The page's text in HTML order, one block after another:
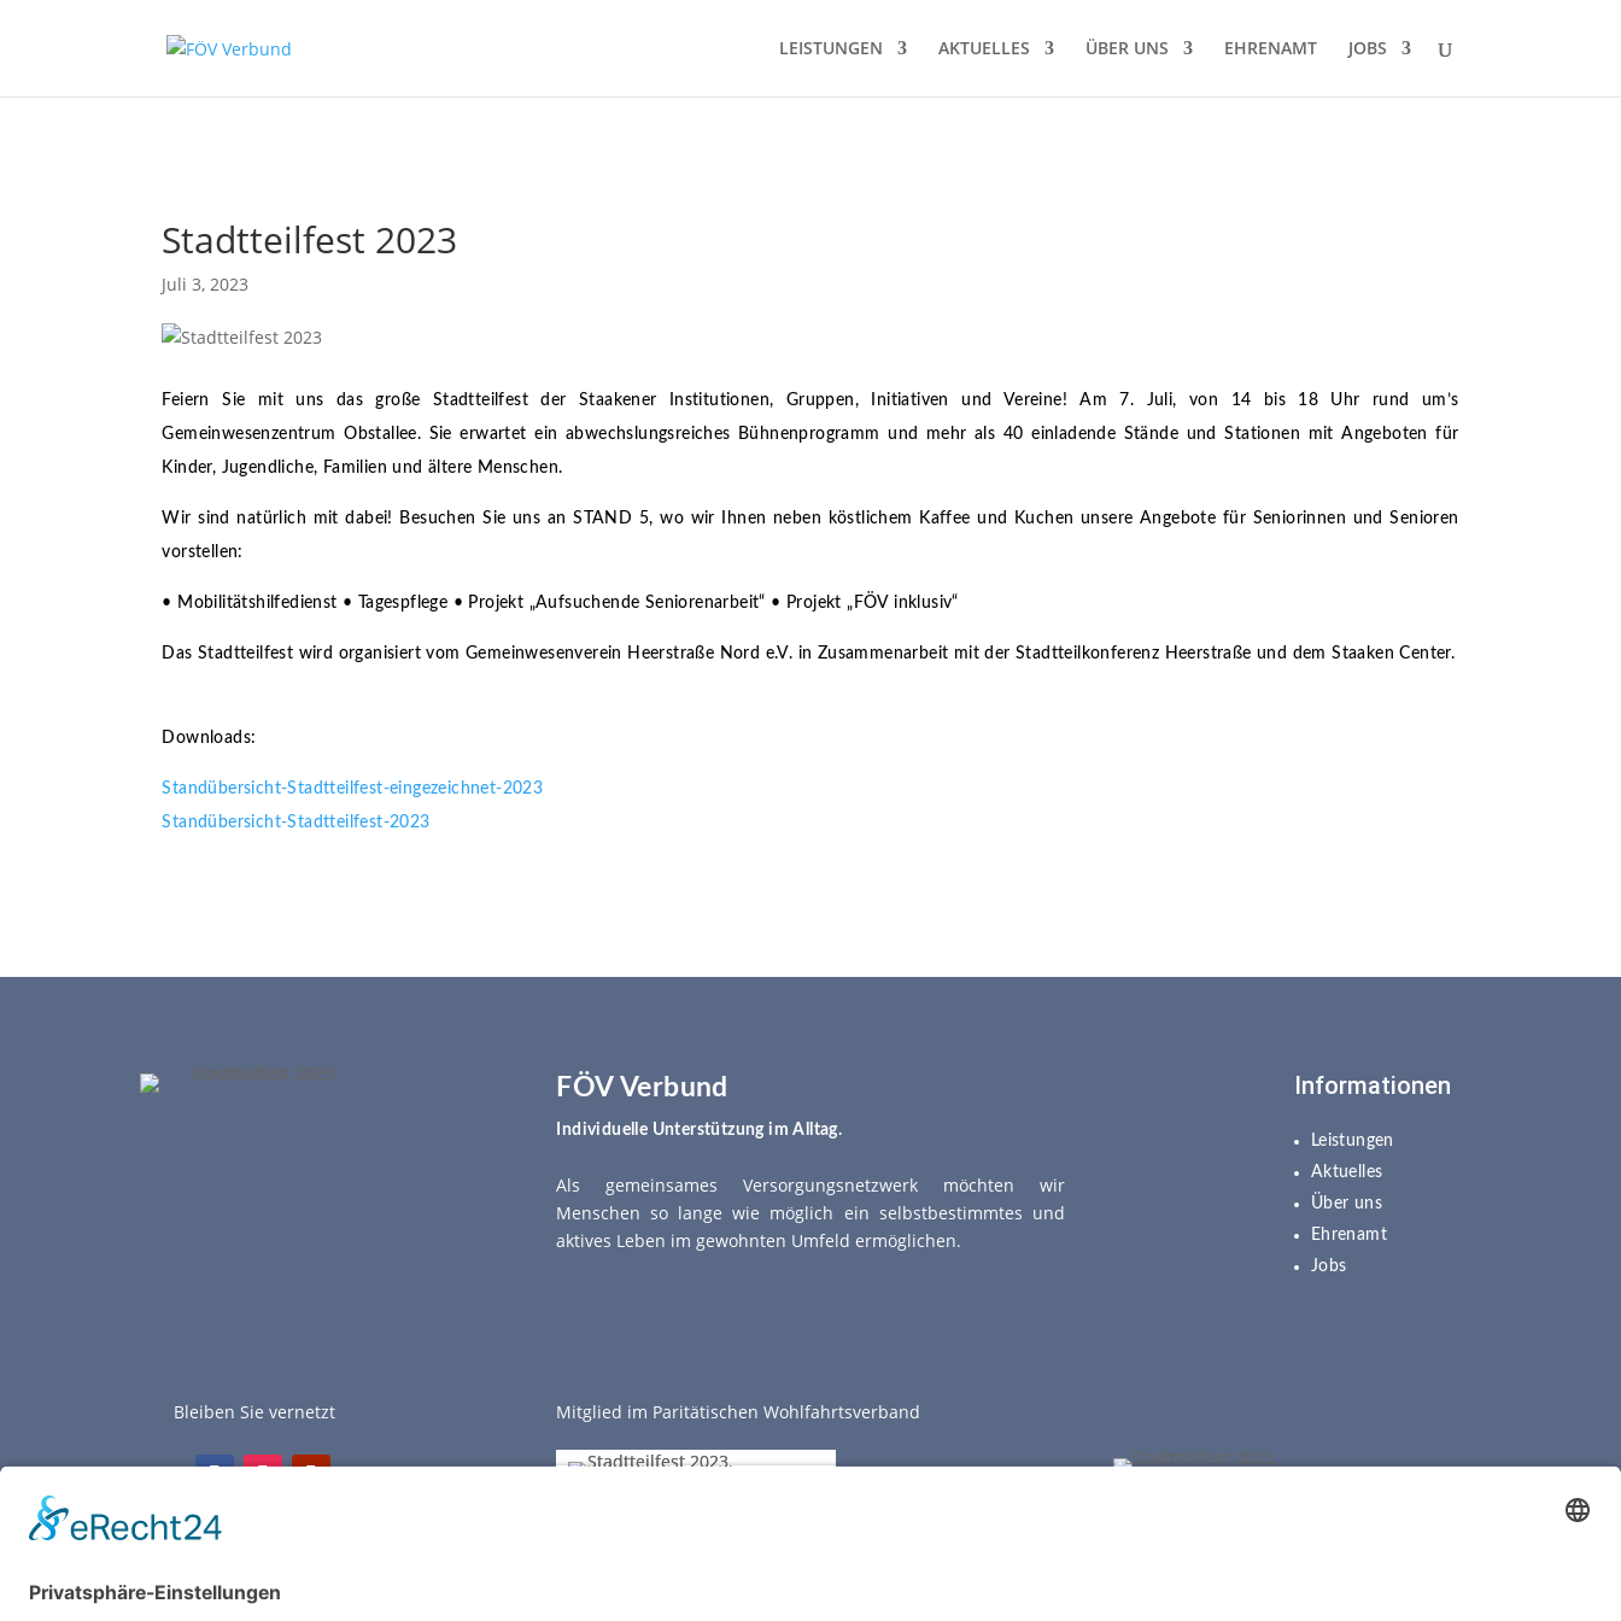
LEISTUNGEN
AKTUELLES ÜBER UNS EHRENAMT JOBS
Stadtteilfest 2023
Juli 3, 2023
Feiern Sie mit uns das große Stadtteilfest der Staakener Institutionen, Gruppen, Initiativen und Vereine! Am 7. Juli, von 14 bis 18 Uhr rund um’s
Gemeinwesenzentrum Obstallee. Sie erwartet ein abwechslungsreiches Bühnenprogramm und mehr als 40 einladende Stände und Stationen mit Angeboten für
Kinder, Jugendliche, Familien und ältere Menschen.
Wir sind natürlich mit dabei! Besuchen Sie uns an STAND 5, wo wir Ihnen neben köstlichem Kaffee und Kuchen unsere Angebote für Seniorinnen und Senioren
vorstellen:
• Mobilitätshilfedienst • Tagespflege • Projekt „Aufsuchende Seniorenarbeit“ • Projekt „FÖV inklusiv“
Das Stadtteilfest wird organisiert vom Gemeinwesenverein Heerstraße Nord e.V. in Zusammenarbeit mit der Stadtteilkonferenz Heerstraße und dem Staaken Center.
Downloads:
Standübersicht-Stadtteilfest-eingezeichnet-2023
Standübersicht-Stadtteilfest-2023
FÖV Verbund
Individuelle Unterstützung im Alltag.
Als gemeinsames Versorgungsnetzwerk möchten wir
Menschen so lange wie möglich ein selbstbestimmtes und
aktives Leben im gewohnten Umfeld ermöglichen.
Informationen
Leistungen
Aktuelles
Über uns
Ehrenamt
Jobs
Bleiben Sie vernetzt Mitglied im Paritätischen Wohlfahrtsverband
Fördererverein Heerstraße Nord e.V.